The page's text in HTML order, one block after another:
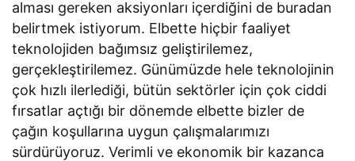
alması gereken aksiyonları içerdiğini de buradan
belirtmek istiyorum. Elbette hiçbir faaliyet
teknolojiden bağımsız geliştirilemez,
gerçekleştirilemez. Günümüzde hele teknolojinin
çok hızlı ilerlediği, bütün sektörler için çok ciddi
fırsatlar açtığı bir dönemde elbette bizler de
çağın koşullarına uygun çalışmalarımızı
sürdürüyoruz. Verimli ve ekonomik bir kazanca